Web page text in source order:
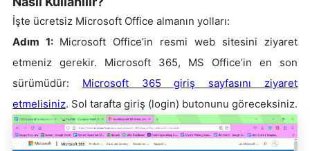
İşte ücretsiz Microsoft Office almanın yolları:
Adım 1: Microsoft Office’in resmi web sitesini ziyaret
etmeniz gerekir. Microsoft 365, MS Office’in en son
sürümüdür: Microsoft 365 giriş sayfasını ziyaret
etmelisiniz. Sol tarafta giriş (login) butonunu göreceksiniz.